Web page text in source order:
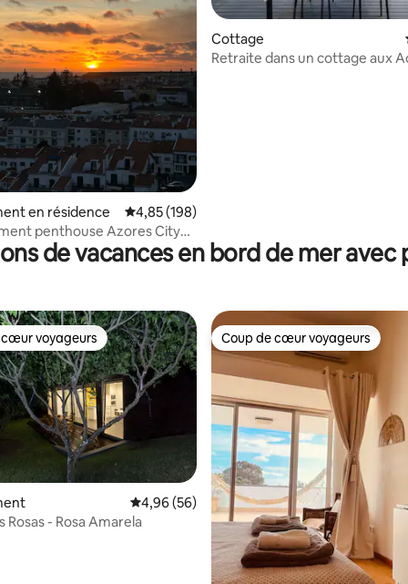
base de 123 commentaires : 4,85 sur 5
en résidence Évaluation moyenne sur la base de 198
4,85 (198)
penthouse Azores City
Cottage
Retraite dans un cottage aux
de vacances en bord de mer avec
la base de 18 commentaires : 4,94 sur 5
cœur voyageurs
voyageurs
Évaluation moyenne sur la base de 56
4,96 (56)
Rosas - Rosa Amarela
Coup de cœur voyageurs
Coup de cœur voyageurs